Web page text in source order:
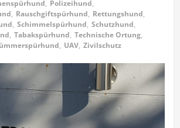
, Polizeihund,
, Rauschgiftspürhund, Rettungshund,
, Schimmelspürhund, Schutzhund,
, Tabakspürhund, Technische Ortung,
, UAV, Zivilschutz